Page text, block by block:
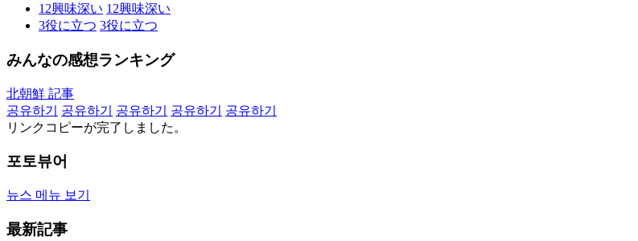
12興味深い 12興味深い
3役に立つ 3役に立つ
みんなの感想ランキング
北朝鮮 記事
공유하기
공유하기 공유하기 공유하기
공유하기
リンクコピーが完了しました。
포토뷰어
뉴스 메뉴 보기
最新記事